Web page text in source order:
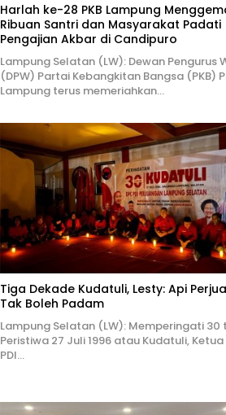
Harlah ke-28 PKB Lampung
Ribuan Santri dan Masyarakat Padati
Pengajian Akbar di Candipuro
Lampung Selatan (LW): Dewan Pengurus
(DPW) Partai Kebangkitan Bangsa (PKB)
Lampung terus memeriahkan…
Tiga Dekade Kudatuli, Lesty: Api
Tak Boleh Padam
Lampung Selatan (LW): Memperingati 30
Peristiwa 27 Juli 1996 atau Kudatuli, Ketua
PDI…